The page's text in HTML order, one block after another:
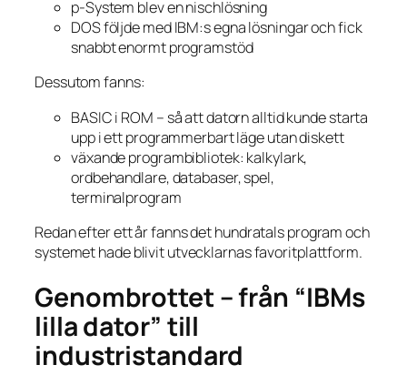
p-System blev en nischlösning
DOS följde med IBM:s egna lösningar och fick
snabbt enormt programstöd
Dessutom fanns:
BASIC i ROM – så att datorn alltid kunde starta
upp i ett programmerbart läge utan diskett
växande programbibliotek: kalkylark,
ordbehandlare, databaser, spel,
terminalprogram
Redan efter ett år fanns det hundratals program och
systemet hade blivit utvecklarnas favoritplattform.
Genombrottet – från “IBMs
lilla dator” till
industristandard